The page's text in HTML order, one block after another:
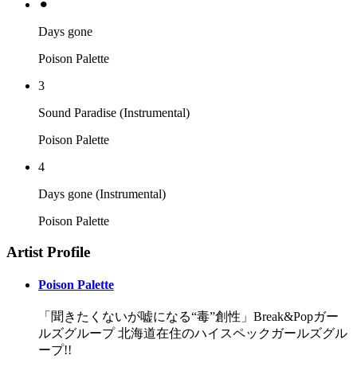
⚫︎
Days gone
Poison Palette
3
Sound Paradise (Instrumental)
Poison Palette
4
Days gone (Instrumental)
Poison Palette
Artist Profile
Poison Palette
「聞きたくないが嘘になる“毒”創性」Break&Popガー
ルズグループ 北海道在住のハイスペックガールズグル
ープ!!